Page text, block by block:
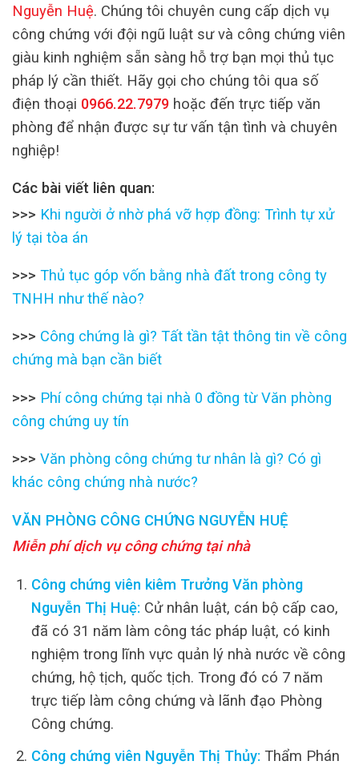
Nguyễn Huệ. Chúng tôi chuyên cung cấp dịch vụ
công chứng với đội ngũ luật sư và công chứng viên
giàu kinh nghiệm sẵn sàng hỗ trợ bạn mọi thủ tục
pháp lý cần thiết. Hãy gọi cho chúng tôi qua số
điện thoại 0966.22.7979 hoặc đến trực tiếp văn
phòng để nhận được sự tư vấn tận tình và chuyên
nghiệp!
Các bài viết liên quan:
>>> Khi người ở nhờ phá vỡ hợp đồng: Trình tự xử
lý tại tòa án
>>> Thủ tục góp vốn bằng nhà đất trong công ty
TNHH như thế nào?
>>> Công chứng là gì? Tất tần tật thông tin về công
chứng mà bạn cần biết
>>> Phí công chứng tại nhà 0 đồng từ Văn phòng
công chứng uy tín
>>> Văn phòng công chứng tư nhân là gì? Có gì
khác công chứng nhà nước?
VĂN PHÒNG CÔNG CHỨNG NGUYỄN HUỆ
Miễn phí dịch vụ công chứng tại nhà
Công chứng viên kiêm Trưởng Văn phòng
Nguyễn Thị Huệ: Cử nhân luật, cán bộ cấp cao,
đã có 31 năm làm công tác pháp luật, có kinh
nghiệm trong lĩnh vực quản lý nhà nước về công
chứng, hộ tịch, quốc tịch. Trong đó có 7 năm
trực tiếp làm công chứng và lãnh đạo Phòng
Công chứng.
Công chứng viên Nguyễn Thị Thủy: Thẩm Phán